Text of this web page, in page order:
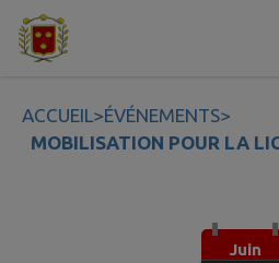
Contenu
ACCUEIL>ÉVÉNEMENTS>
MOBILISATION POUR LA
Juin